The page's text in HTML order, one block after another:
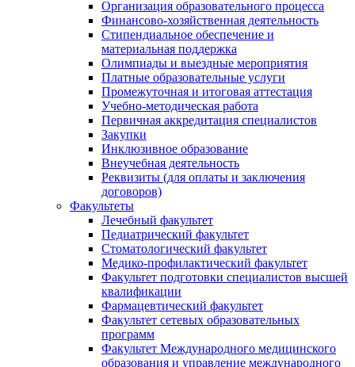
Организация образовательного процесса
Финансово-хозяйственная деятельность
Стипендиальное обеспечение и
материальная поддержка
Олимпиады и выездные мероприятия
Платные образовательные услуги
Промежуточная и итоговая аттестация
Учебно-методическая работа
Первичная аккредитация специалистов
Закупки
Инклюзивное образование
Внеучебная деятельность
Реквизиты (для оплаты и заключения
договоров)
Факультеты
Лечебный факультет
Педиатрический факультет
Стоматологический факультет
Медико-профилактический факультет
Факультет подготовки специалистов высшей
квалификации
Фармацевтический факультет
Факультет сетевых образовательных
программ
Факультет Международного медицинского
образования и управление международного